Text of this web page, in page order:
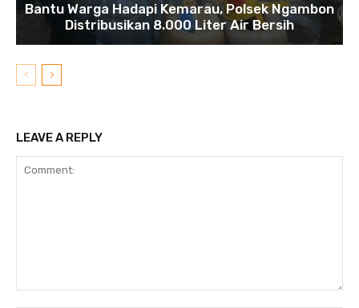
Bantu Warga Hadapi Kemarau, Polsek Ngambon
Distribusikan 8.000 Liter Air Bersih
LEAVE A REPLY